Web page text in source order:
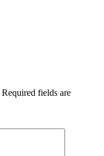
Required fields are